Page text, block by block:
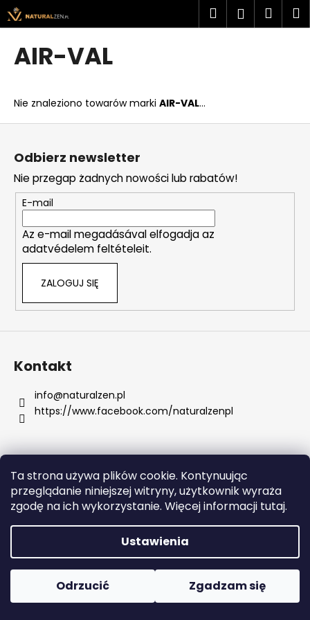
Ta strona używa plików cookie. Kontynuując
przeglądanie niniejszej witryny, użytkownik wyraża
zgodę na ich wykorzystanie. Więcej informacji tutaj.
Ustawienia
Odrzucić Zgadzam się
Przejść
do
treści
SzukajZaloguj
AIR-VAL
Nie znaleziono towarów marki AIR-VAL...
K
o
powrotem
powrotem
z
e
g
o
s
z
u
a
s
P
l
e
c
a
m
y
OBAGI
TRETINOIN
CREAM
S
Odbierz newsletter
Nie przegap żadnych nowości lub rabatów!
E-mail
Az e-mail megadásával elfogadja az
adatvédelem feltételeit.
ZALOGUJ SIĘ
Kontakt
info@naturalzen.pl
https://www.facebook.com/naturalzenpl
Opracował Shoptet
Copyright 2026Naturalzen. Wszystkie prawa
zastrzeżone.
Edytuj ustawienia plików cookie